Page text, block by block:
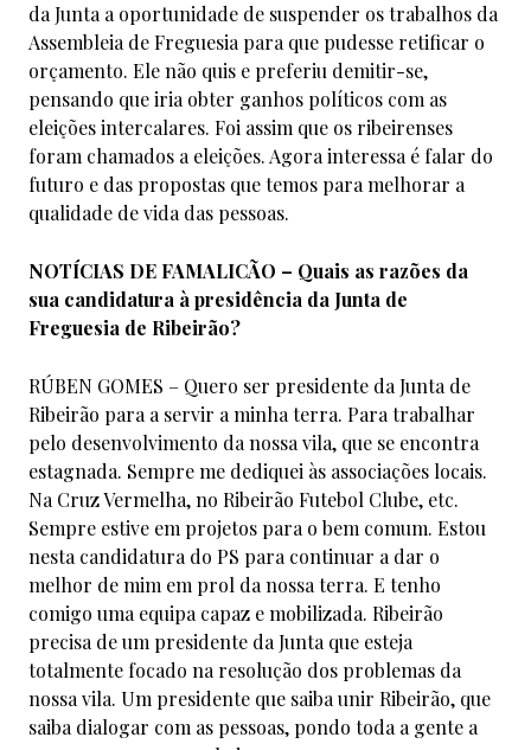
da Junta a oportunidade de suspender os trabalhos da
Assembleia de Freguesia para que pudesse retificar o
orçamento. Ele não quis e preferiu demitir-se,
pensando que iria obter ganhos políticos com as
eleições intercalares. Foi assim que os ribeirenses
foram chamados a eleições. Agora interessa é falar do
futuro e das propostas que temos para melhorar a
qualidade de vida das pessoas.
NOTÍCIAS DE FAMALICÃO – Quais as razões da
sua candidatura à presidência da Junta de
Freguesia de Ribeirão?
RÚBEN GOMES – Quero ser presidente da Junta de
Ribeirão para a servir a minha terra. Para trabalhar
pelo desenvolvimento da nossa vila, que se encontra
estagnada. Sempre me dediquei às associações locais.
Na Cruz Vermelha, no Ribeirão Futebol Clube, etc.
Sempre estive em projetos para o bem comum. Estou
nesta candidatura do PS para continuar a dar o
melhor de mim em prol da nossa terra. E tenho
comigo uma equipa capaz e mobilizada. Ribeirão
precisa de um presidente da Junta que esteja
totalmente focado na resolução dos problemas da
nossa vila. Um presidente que saiba unir Ribeirão, que
saiba dialogar com as pessoas, pondo toda a gente a